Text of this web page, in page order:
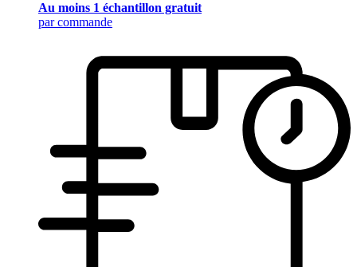
Au moins 1 échantillon gratuit
par commande